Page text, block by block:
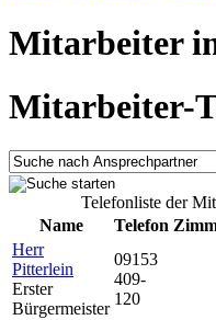
Mitarbeiter
Mitarbeiter-
Telefonliste der
Name
Telefon
Herr
Pitterlein
Erster
Bürgermeister
09153
409-
120